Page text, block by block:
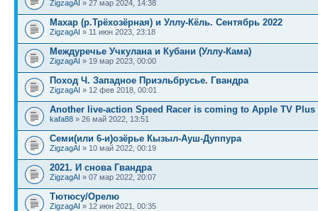
ZigzagAI » 27 мар 2024, 14:38
Махар (р.Трёхозёрная) и Уллу-Кёль. Сентябрь 2022
ZigzagAI » 11 июн 2023, 23:18
Междуречье Учкулана и Кубани (Уллу-Кама)
ZigzagAI » 19 мар 2023, 00:00
Поход Ч. Западное Приэльбрусье. Гвандра
ZigzagAI » 12 фев 2018, 00:01
Another live-action Speed Racer is coming to Apple TV Plus
kafa88 » 26 май 2022, 13:51
Семи(или 6-и)озёрье Кызыл-Ауш-Дуппура
ZigzagAI » 10 май 2022, 00:19
2021. И снова Гвандра
ZigzagAI » 07 мар 2022, 20:07
Тютюсу/Орелю
ZigzagAI » 12 июн 2021, 00:35